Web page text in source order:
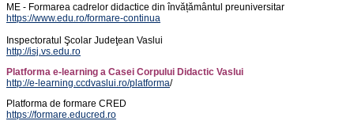
ME - Formarea cadrelor didactice din învățământul preuniversitar
https://www.edu.ro/formare-continua
Inspectoratul Şcolar Judeţean Vaslui
http://isj.vs.edu.ro
Platforma e-learning a Casei Corpului Didactic Vaslui
http://e-learning.ccdvaslui.ro/platforma/
Platforma de formare CRED
https://formare.educred.ro